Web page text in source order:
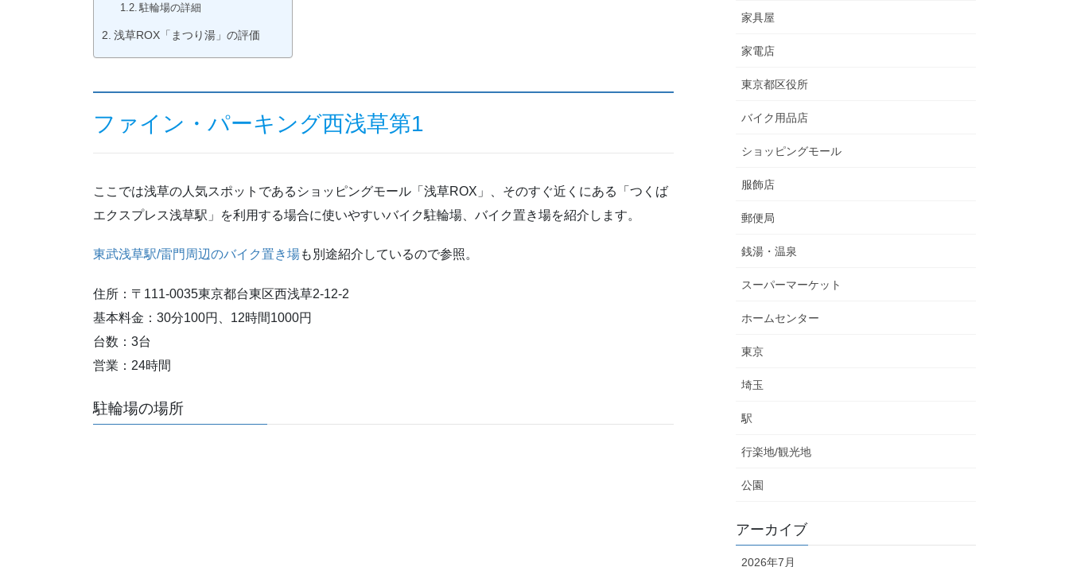
駐輪場の詳細
浅草ROX「まつり湯」の評価
ファイン・パーキング西浅草第1
ここでは浅草の人気スポットであるショッピングモール「浅草ROX」、そのすぐ近くにある「つくば
エクスプレス浅草駅」を利用する場合に使いやすいバイク駐輪場、バイク置き場を紹介します。
東武浅草駅/雷門周辺のバイク置き場も別途紹介しているので参照。
住所：〒111-0035東京都台東区西浅草2-12-2
基本料金：30分100円、12時間1000円
台数：3台
営業：24時間
駐輪場の場所
家具屋
家電店
東京都区役所
バイク用品店
ショッピングモール
服飾店
郵便局
銭湯・温泉
スーパーマーケット
ホームセンター
東京
埼玉
駅
行楽地/観光地
公園
アーカイブ
2026年7月